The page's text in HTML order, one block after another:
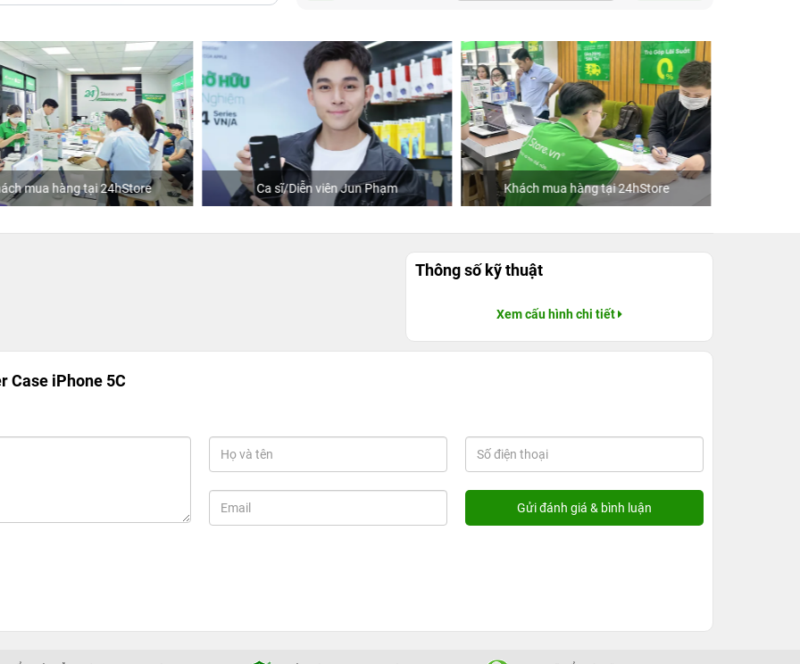
Ca sĩ/Diễn viên Jun Phạm Khách mua hàng tại 24hStore Ca sĩ Văn Mai Hương
Thông số kỹ thuật
Xem cấu hình chi tiết
Case iPhone 5C